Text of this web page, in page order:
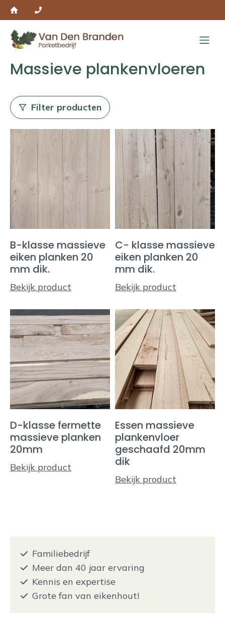
Massieve plankenvloeren
Filter producten
B-klasse massieve
eiken planken 20
mm dik.
Bekijk product
C- klasse massieve
eiken planken 20
mm dik.
Bekijk product
D-klasse fermette
massieve planken
20mm
Bekijk product
Essen massieve
plankenvloer
geschaafd 20mm
dik
Bekijk product
Familiebedrijf
Meer dan 40 jaar ervaring
Kennis en expertise
Grote fan van eikenhout!